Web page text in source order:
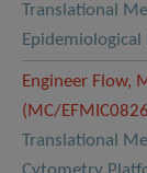
Translational
Engineer Flow,
(MC/
Translational